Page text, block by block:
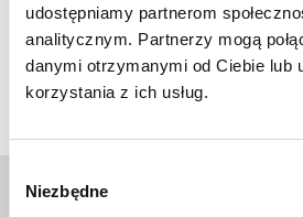
udostępniamy partnerom
analitycznym. Partnerzy mogą
danymi otrzymanymi od Ciebie lub
korzystania z ich usług.
zgody
Niezbędne
deklaracje rozliczeniowe wraz
wygenerowaniem pliku z
wybranej instytucji finansowej.